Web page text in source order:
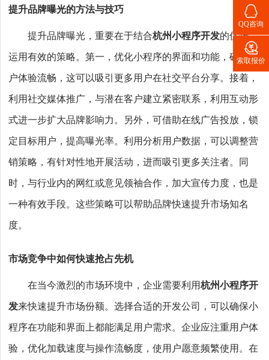
提升品牌曝光的方法与技巧
提升品牌曝光，重要在于结合杭州小程序开发的优势，
运用有效的策略。第一，优化小程序的界面和功能，确保用
户体验流畅，这可以吸引更多用户在社交平台分享。接着，
利用社交媒体推广，与潜在客户建立紧密联系，利用互动形
式进一步扩大品牌影响力。另外，可借助在线广告投放，锁
定目标用户，提高曝光率。利用分析用户数据，可以调整营
销策略，有针对性地开展活动，进而吸引更多关注者。同
时，与行业内的网红或意见领袖合作，加大宣传力度，也是
一种有效手段。这些策略可以帮助品牌快速提升市场知名
度。
市场竞争中如何快速抢占先机
在当今激烈的市场环境中，企业需要利用杭州小程序开
发来快速提升市场份额。选择合适的开发公司，可以确保小
程序在功能和界面上都能满足用户需求。企业应注重用户体
验，优化加载速度与操作流畅度，使用户愿意频繁使用。在

QQ咨询

索取报价